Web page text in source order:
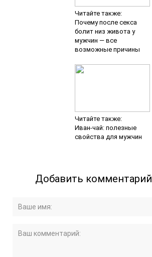
Читайте также:
Почему после секса
болит низ живота у
мужчин — все
возможные причины
Читайте также:
Иван-чай: полезные
свойства для мужчин
Добавить комментарий